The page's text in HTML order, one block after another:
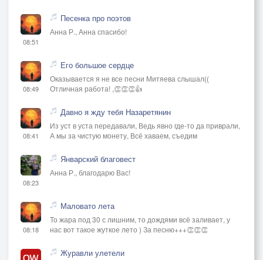
08:51
Песенка про поэтов
Анна Р., Анна спасибо!
08:49
Его большое сердце
Оказывается я не все песни Митяева слышал((
Отличная работа! ,👏👏👏👍
08:41
Давно я жду тебя Назаретянин
Из уст в уста передавали, Ведь явно где-то да приврали,
А мы за чистую монету, Всё хаваем, съедим
08:23
Январский благовест
Анна Р., благодарю Вас!
08:18
Маловато лета
То жара под 30 с лишним, то дождями всё заливает, у
нас вот такое жуткое лето ) За песню+++👏👏👏
Журавли улетели